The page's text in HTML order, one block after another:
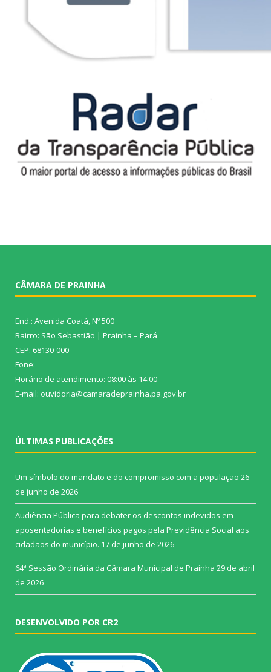
CÂMARA DE PRAINHA
End.: Avenida Coatá, Nº 500
Bairro: São Sebastião | Prainha – Pará
CEP: 68130-000
Fone:
Horário de atendimento: 08:00 às 14:00
E-mail: ouvidoria@camaradeprainha.pa.gov.br
ÚLTIMAS PUBLICAÇÕES
Um símbolo do mandato e do compromisso com a população 26
de junho de 2026
Audiência Pública para debater os descontos indevidos em
aposentadorias e benefícios pagos pela Previdência Social aos
cidadãos do município. 17 de junho de 2026
64ª Sessão Ordinária da Câmara Municipal de Prainha 29 de abril
de 2026
DESENVOLVIDO POR CR2